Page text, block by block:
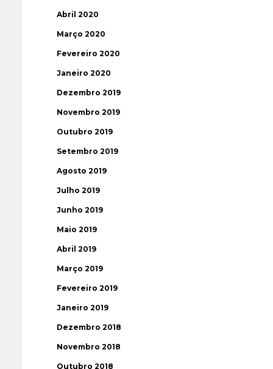
Abril 2020
Março 2020
Fevereiro 2020
Janeiro 2020
Dezembro 2019
Novembro 2019
Outubro 2019
Setembro 2019
Agosto 2019
Julho 2019
Junho 2019
Maio 2019
Abril 2019
Março 2019
Fevereiro 2019
Janeiro 2019
Dezembro 2018
Novembro 2018
Outubro 2018